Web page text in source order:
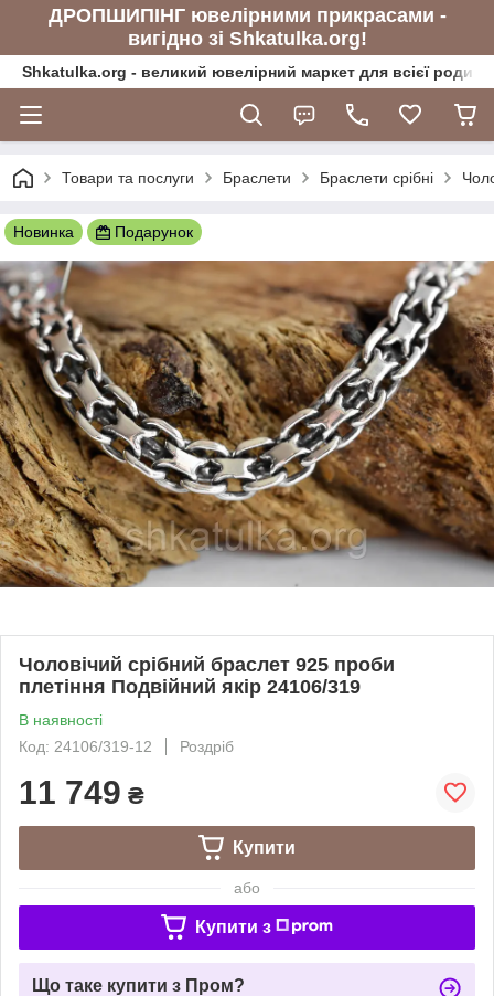
ДРОПШИПІНГ ювелірними прикрасами -
вигідно зі Shkatulka.org!
Shkatulka.org - великий ювелірний маркет для всієї
Товари та послуги Браслети Браслети срібні
Новинка Подарунок
Чоловічий срібний браслет 925 проби
плетіння Подвійний якір 24106/319
В наявності
Код: 24106/319-12
Роздріб
11 749 ₴
Купити
або
Купити з
Що таке купити з Пром?